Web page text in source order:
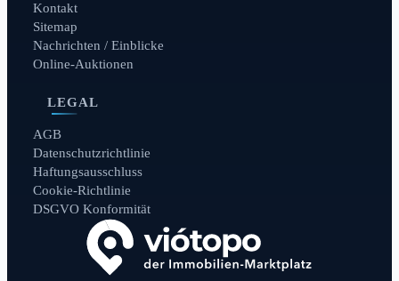
Kontakt
Sitemap
Nachrichten / Einblicke
Online-Auktionen
LEGAL
AGB
Datenschutzrichtlinie
Haftungsausschluss
Cookie-Richtlinie
DSGVO Konformität